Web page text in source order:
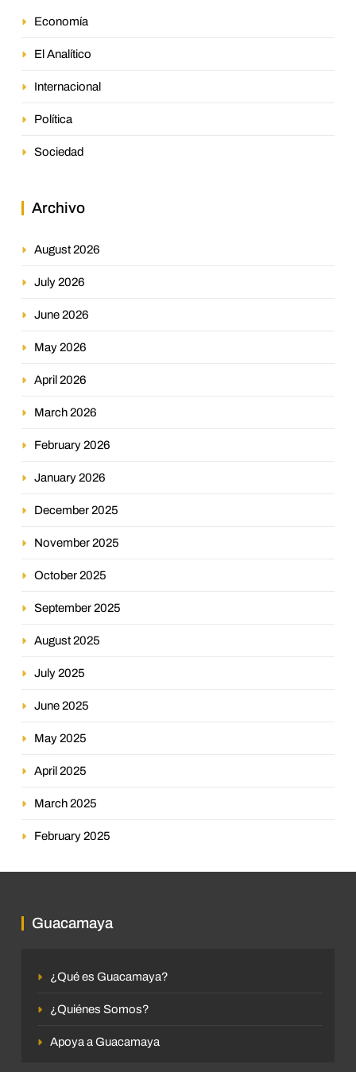
Economía
El Analítico
Internacional
Política
Sociedad
Archivo
August 2026
July 2026
June 2026
May 2026
April 2026
March 2026
February 2026
January 2026
December 2025
November 2025
October 2025
September 2025
August 2025
July 2025
June 2025
May 2025
April 2025
March 2025
February 2025
Guacamaya
¿Qué es Guacamaya?
¿Quiénes Somos?
Apoya a Guacamaya